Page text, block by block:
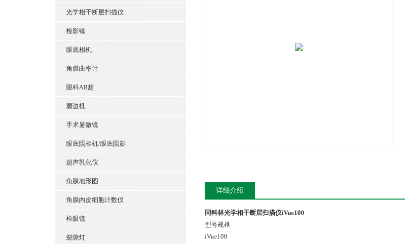
光学相干断层扫描仪
检影镜
眼底相机
角膜曲率计
眼科AB超
磨边机
手术显微镜
眼底照相机/眼底照影
超声乳化仪
角膜地形图
角膜内皮细胞计数仪
检眼镜
裂隙灯
详细介绍
同科林光学相干断层扫描仪iVue100
型号规格
iVue100